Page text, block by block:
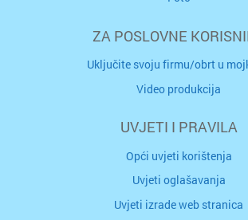
ZA POSLOVNE
Uključite svoju firmu/obrt u
Video produkcija
UVJETI I PRAVILA
Opći uvjeti korištenja
Uvjeti oglašavanja
Uvjeti izrade web stranica